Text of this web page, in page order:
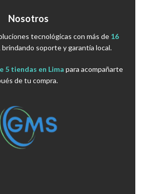
Nosotros
tecnológicas con más de 16
brindando soporte y garantía local.
5 tiendas en Lima para acompañarte
de tu compra.